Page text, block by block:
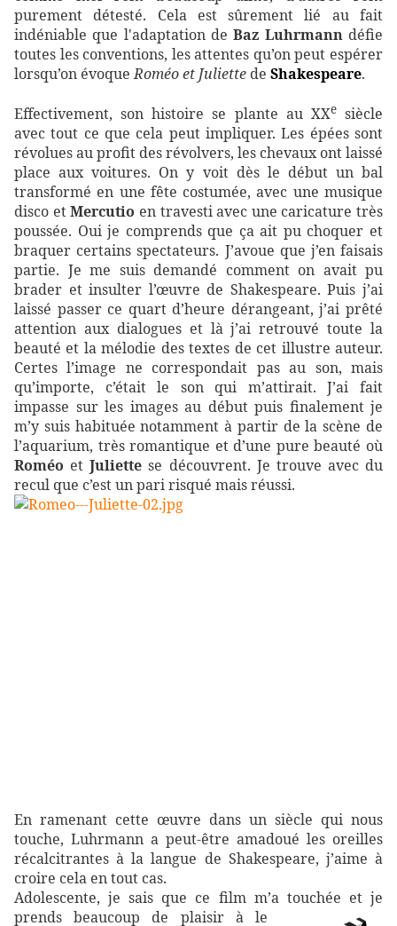
purement détesté. Cela est sûrement lié au fait
indéniable que l'adaptation deBaz Luhrmanndéfie
toutes les conventions, les attentes qu’on peut espérer
lorsqu’on évoqueRoméo et Juliette de Shakespeare.
Effectivement, son histoire se plante au XXesiècle
avec tout ce que cela peut impliquer. Les épées sont
révolues au profit des révolvers, les chevaux ont laissé
place aux voitures. On y voit dès le début un bal
transformé en une fête costumée, avec une musique
disco etMercutio en travesti avec une caricature très
poussée. Oui je comprends que ça ait pu choquer et
braquer certains spectateurs. J’avoue que j’en faisais
partie. Je me suis demandé comment on avait pu
brader et insulter l’œuvre de Shakespeare. Puis j’ai
laissé passer ce quart d’heure dérangeant, j’ai prêté
attention aux dialogues et là j’ai retrouvé toute la
beauté et la mélodie des textes de cet illustre auteur.
Certes l’image ne correspondait pas au son, mais
qu’importe, c’était le son qui m’attirait. J’ai fait
impasse sur les images au début puis finalement je
m’y suis habituée notamment à partir de la scène de
l’aquarium, très romantique et d’une pure beauté où
Roméo etJuliette se découvrent. Je trouve avec du
recul que c’est un pari risqué mais réussi.
En ramenant cette œuvre dans un siècle qui nous
touche, Luhrmann a peut-être amadoué les oreilles
récalcitrantes à la langue de Shakespeare, j’aime à
croire cela en tout cas.
Adolescente, je sais que ce film m’a touchée et je
prends beaucoup de plaisir à le